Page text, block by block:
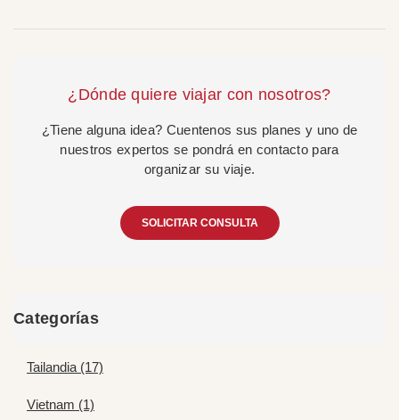
¿Dónde quiere viajar con nosotros?
¿Tiene alguna idea? Cuentenos sus planes y uno de
nuestros expertos se pondrá en contacto para
organizar su viaje.
SOLICITAR CONSULTA
Categorías
Tailandia (17)
Vietnam (1)